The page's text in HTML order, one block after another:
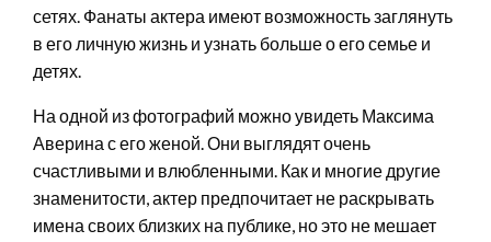
сетях. Фанаты актера имеют возможность заглянуть
в его личную жизнь и узнать больше о его семье и
детях.
На одной из фотографий можно увидеть Максима
Аверина с его женой. Они выглядят очень
счастливыми и влюбленными. Как и многие другие
знаменитости, актер предпочитает не раскрывать
имена своих близких на публике, но это не мешает